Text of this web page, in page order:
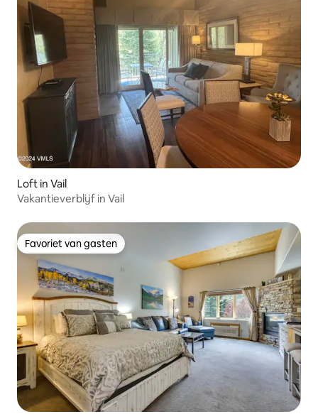
Loft in Vail
Vakantieverblijf in Vail
Favoriet van gasten
Favoriet van gasten